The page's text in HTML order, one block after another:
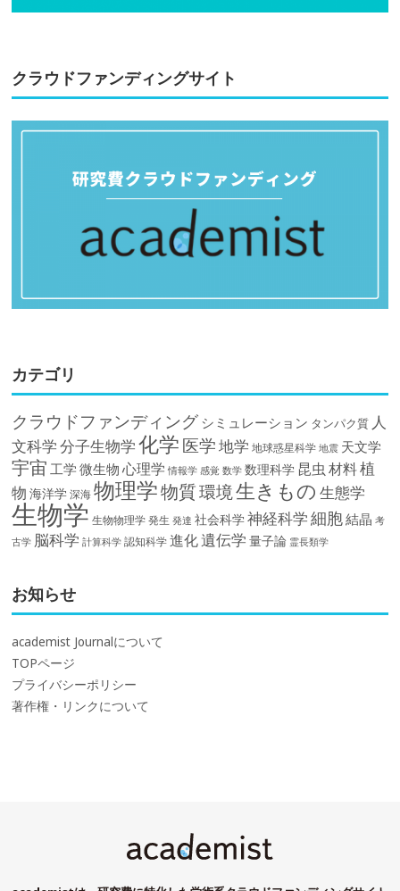
クラウドファンディングサイト
カテゴリ
クラウドファンディングシミュレーション タンパク質 人
文科学分子生物学化学医学地学 地球惑星科学 地震 天文学
宇宙 工学 微生物 心理学 情報学 感覚 数学 数理科学 昆虫 材料植
物 海洋学 深海 物理学物質環境生きもの 生態学
生物学 生物物理学 発生 発達 社会科学神経科学細胞結晶 考
古学 脳科学 計算科学 認知科学 進化遺伝学 量子論 霊長類学
お知らせ
academist Journalについて
TOPページ
プライバシーポリシー
著作権・リンクについて